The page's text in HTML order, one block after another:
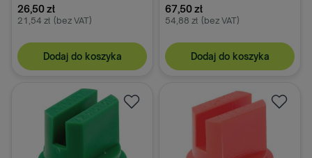
tworzywa sztucznego
MMAT
26,50 zł
21,54 zł (bez VAT)
Dodaj do koszyka
67,50 zł
54,88 zł (bez VAT)
Dodaj do koszyka